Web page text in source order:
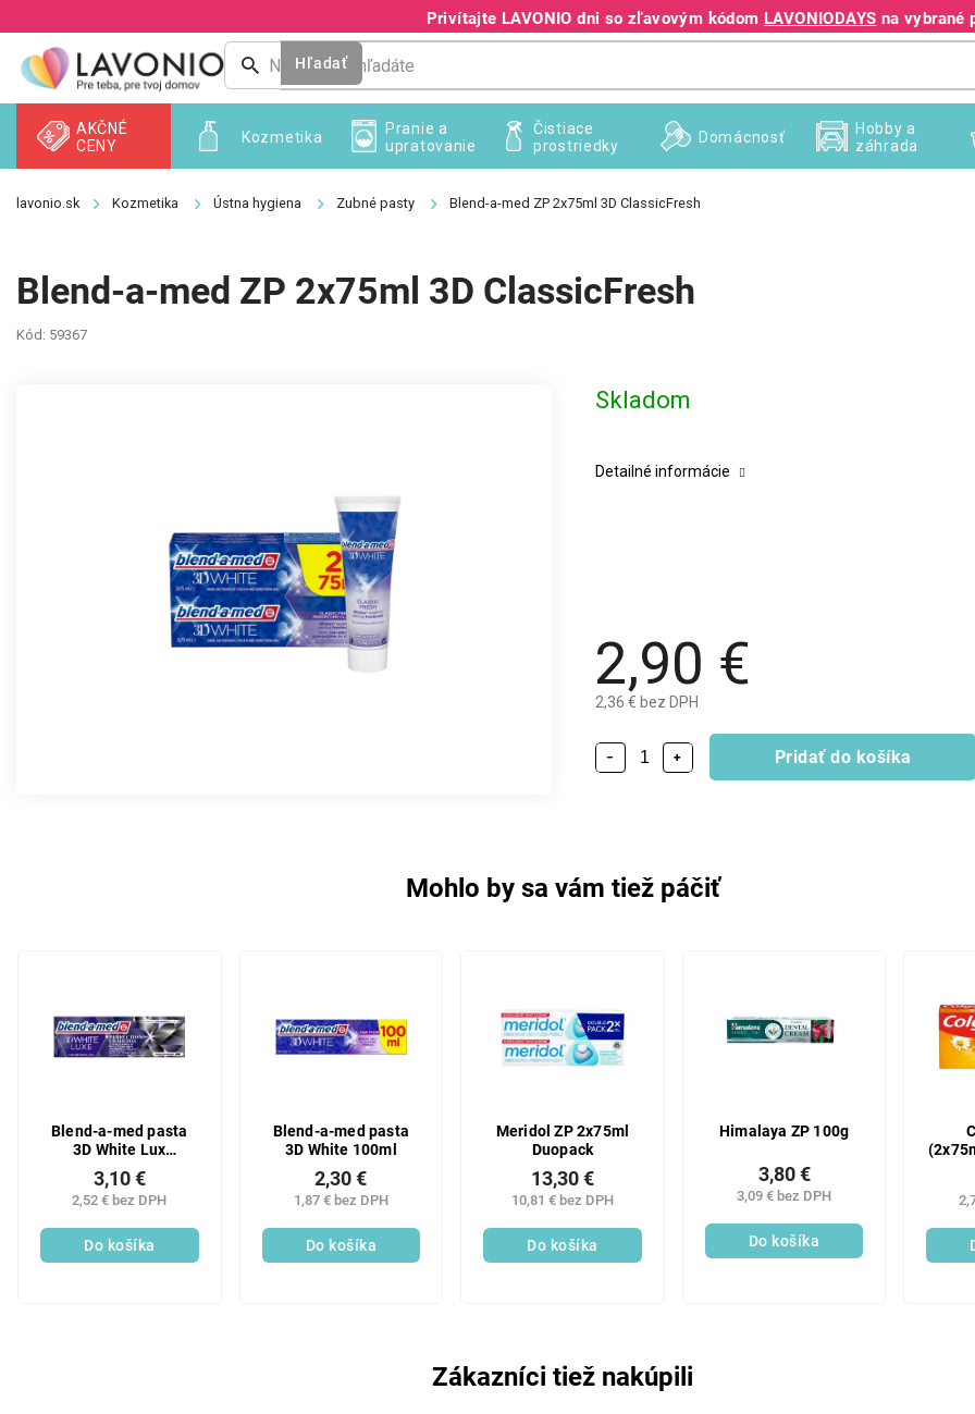
na
obsah
Privítajte LAVONIO dni so zľavovým kódom LAVONIODAYS na vybrané
+421 940 995 209
Hľadať
Kozmetika
AKČNÉ
CENY
Pranie a
upratovanie
Čistiace
prostriedky
Domácnosť
Hobby a
záhrada
Kozmetika Ústna hygiena Zubné pasty Blend-a-med ZP 2x75ml 3D ClassicFresh
Blend-a-med ZP 2x75ml 3D ClassicFresh
Kód: 59367
2,90 €
2,36 € bez DPH
Skladom
+
− Pridať do košíka
Detailné informácie
Mohlo by sa vám tiež páčiť
Blend-a-med pasta
3D White Lux
Charcoal 75ml
2,52 € bez DPH
3,10 €
Do košíka
Blend-a-med pasta
3D White 100ml
1,87 € bez DPH
2,30 €
Do košíka
Meridol ZP 2x75ml
Duopack
10,81 € bez DPH
13,30 €
Do košíka
Himalaya ZP 100g
3,09 € bez DPH
3,80 €
Do košíka
Zákazníci tiež nakúpili